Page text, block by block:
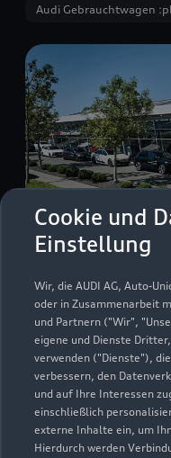
Cookie und
Einstellung
Wir, die AUDI AG, Auto-
oder in Zusammenarbeit
und Partnern ("Wir",
eigene und Dienste
verwenden ("Dienste"),
verbessern, den
und auf Ihre Interessen
einschließlich
externe Inhalte ein, um
Hierdurch werden
Audi Gebrauchtwagen
An der
35394 Gießen
0641 499090
info@mh-
Kontaktdaten